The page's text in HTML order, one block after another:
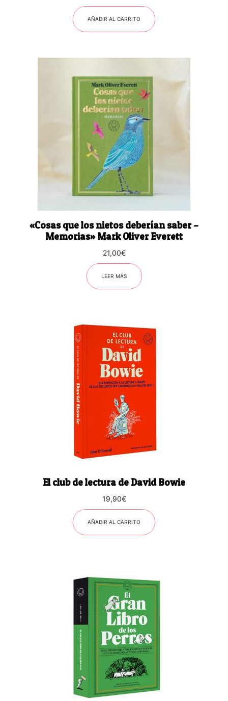
AÑADIR AL CARRITO
«Cosas que los nietos deberían saber –
Memorias» Mark Oliver Everett
21,00€
LEER MÁS
El club de lectura de David Bowie
19,90€
AÑADIR AL CARRITO